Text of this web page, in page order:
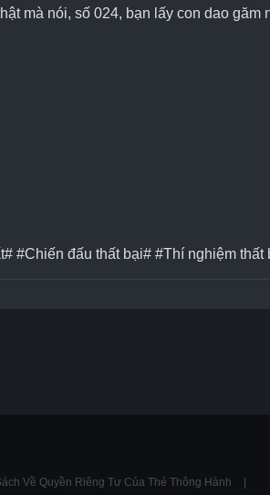
mà nói, số 024, bạn lấy con dao
#Chiến đấu thất bại# #Thí nghiệm
Về Quyền Riêng Tư Của Thẻ Thông Hành